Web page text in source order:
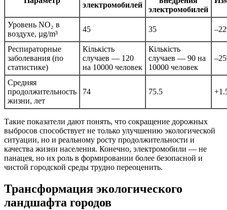
электромобилей
электромобилей
Уровень NO₂ в
воздухе, µg/m³
45 35
Респираторные
заболевания (по
статистике)
Кількість
случаев — 120
на 10000 человек
Кількість
случаев — 90 на
10000 человек
Средняя
продолжительность
жизни, лет
74 75.5
Такие показатели дают понять, что сокращение дорожных
выбросов способствует не только улучшению экологической
ситуации, но и реальному росту продолжительности и
качества жизни населения. Конечно, электромобили — не
панацея, но их роль в формировании более безопасной и
чистой городской среды трудно переоценить.
Трансформация экологического
ландшафта городов